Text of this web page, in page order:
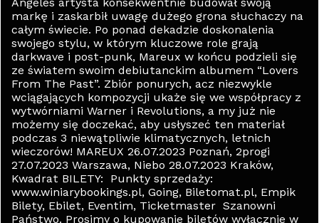
markę i zaskarbił uwagę dużego grona słuchaczy na
całym świecie. Po ponad dekadzie doskonalenia
swojego stylu, w którym kluczowe role grają
darkwave i post-punk, Mareux w końcu podzieli się
ze światem swoim debiutanckim albumem “Lovers
From The Past”. Zbiór ponurych, acz niezwykle
wciągających kompozycji ukaże się we współpracy z
wytwórniami Warner i Revolutions, a my już nie
możemy się doczekać, aby usłyszeć ten materiał
podczas 3 niewątpliwie klimatycznych, letnich
wieczorów! MAREUX 26.07.2023 Poznań, 2progi
27.07.2023 Warszawa, Niebo 28.07.2023 Kraków,
Kwadrat BILETY: Punkty sprzedaży:
www.winiarybookings.pl, Going, Biletomat.pl, Empik
Bilety, Ebilet, Eventim, Ticketmaster Szanowni
Państwo. Prosimy o kupowanie biletów wyłącznie w